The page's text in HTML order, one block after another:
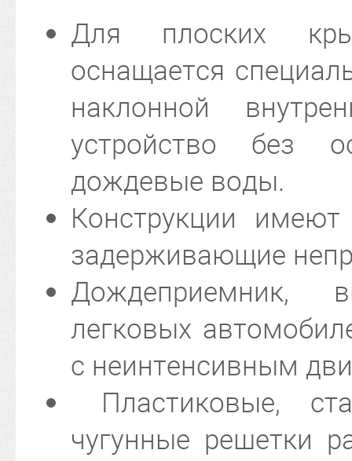
Для плоских
оснащается
наклонной
устройство без
дождевые воды.
Конструкции
задерживающие
Дождеприемник,
легковых
с неинтенсивным
Пластиковые,
чугунные решетки